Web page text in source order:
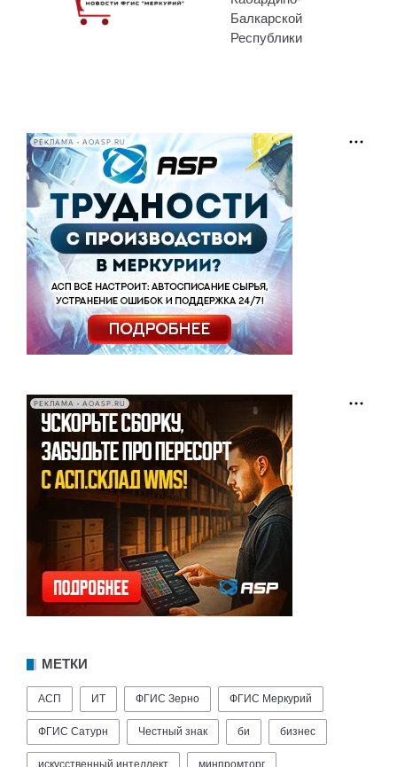
Балкарской
Республики
РЕКЛАМА • AOASP.RU
РЕКЛАМА • AOASP.RU
МЕТКИ
АСП ИТ ФГИС Зерно ФГИС Меркурий
ФГИС Сатурн Честный знак би бизнес